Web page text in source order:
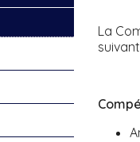
La